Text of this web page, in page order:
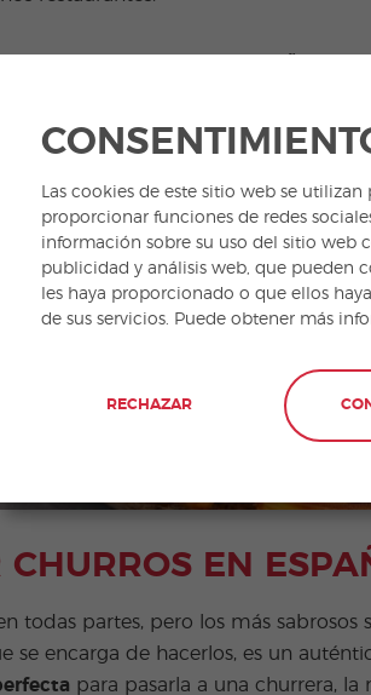
son muy populares en España
EN
todas partes, pero los más sabrosos
se encarga de hacerlos, es un
para pasarla a una churrera, la
Las cookies de este sitio web se
proporcionar funciones de redes
información sobre su uso del sitio web
publicidad y análisis web, que pueden
les haya proporcionado o que ellos
de sus servicios. Puede obtener más
RECHAZAR